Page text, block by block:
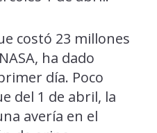
costó 23 millones
ha dado
día. Poco
del 1 de abril, la
avería en el